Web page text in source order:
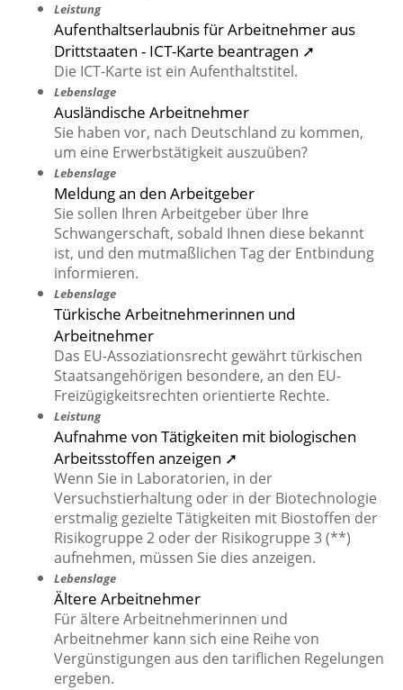
Leistung
Aufenthaltserlaubnis für Arbeitnehmer aus
Drittstaaten - ICT-Karte beantragen ➚
Die ICT-Karte ist ein Aufenthaltstitel.
Lebenslage
Ausländische Arbeitnehmer
Sie haben vor, nach Deutschland zu kommen,
um eine Erwerbstätigkeit auszuüben?
Lebenslage
Meldung an den Arbeitgeber
Sie sollen Ihren Arbeitgeber über Ihre
Schwangerschaft, sobald Ihnen diese bekannt
ist, und den mutmaßlichen Tag der Entbindung
informieren.
Lebenslage
Türkische Arbeitnehmerinnen und
Arbeitnehmer
Das EU-Assoziationsrecht gewährt türkischen
Staatsangehörigen besondere, an den EU-
Freizügigkeitsrechten orientierte Rechte.
Leistung
Aufnahme von Tätigkeiten mit biologischen
Arbeitsstoffen anzeigen ➚
Wenn Sie in Laboratorien, in der
Versuchstierhaltung oder in der Biotechnologie
erstmalig gezielte Tätigkeiten mit Biostoffen der
Risikogruppe 2 oder der Risikogruppe 3 (**)
aufnehmen, müssen Sie dies anzeigen.
Lebenslage
Ältere Arbeitnehmer
Für ältere Arbeitnehmerinnen und
Arbeitnehmer kann sich eine Reihe von
Vergünstigungen aus den tariflichen Regelungen
ergeben.